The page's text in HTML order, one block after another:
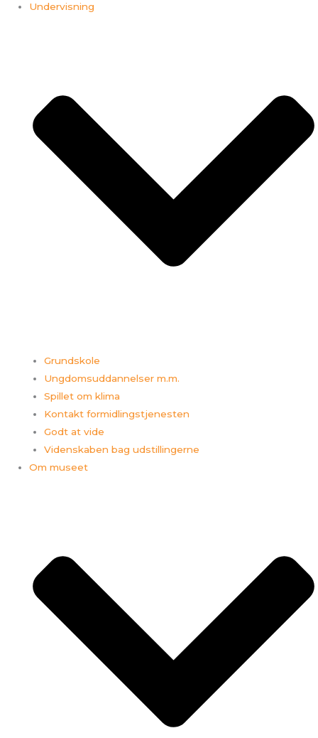
Undervisning
Grundskole
Ungdomsuddannelser m.m.
Spillet om klima
Kontakt formidlingstjenesten
Godt at vide
Videnskaben bag udstillingerne
Om museet